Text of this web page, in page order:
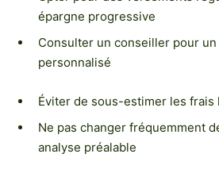
épargne progressive
Consulter un conseiller pour
personnalisé
Éviter de sous-estimer les frais
Ne pas changer fréquemment
analyse préalable